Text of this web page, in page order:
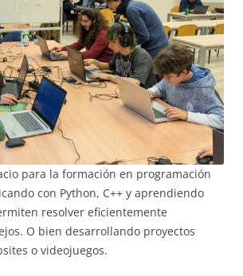
para la formación en programación
con Python, C++ y aprendiendo
resolver eficientemente
O bien desarrollando proyectos
o videojuegos.